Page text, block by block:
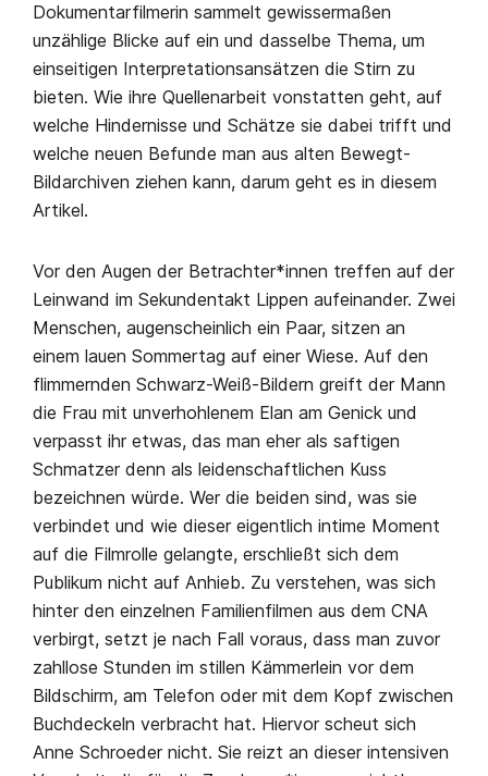
Dokumentarfilmerin sammelt gewissermaßen
unzählige Blicke auf ein und dasselbe Thema, um
einseitigen Interpretationsansätzen die Stirn zu
bieten. Wie ihre Quellenarbeit vonstatten geht, auf
welche Hindernisse und Schätze sie dabei trifft und
welche neuen Befunde man aus alten Bewegt-
Bildarchiven ziehen kann, darum geht es in diesem
Artikel.
Vor den Augen der Betrachter*innen treffen auf der
Leinwand im Sekundentakt Lippen aufeinander. Zwei
Menschen, augenscheinlich ein Paar, sitzen an
einem lauen Sommertag auf einer Wiese. Auf den
flimmernden Schwarz-Weiß-Bildern greift der Mann
die Frau mit unverhohlenem Elan am Genick und
verpasst ihr etwas, das man eher als saftigen
Schmatzer denn als leidenschaftlichen Kuss
bezeichnen würde. Wer die beiden sind, was sie
verbindet und wie dieser eigentlich intime Moment
auf die Filmrolle gelangte, erschließt sich dem
Publikum nicht auf Anhieb. Zu verstehen, was sich
hinter den einzelnen Familienfilmen aus dem CNA
verbirgt, setzt je nach Fall voraus, dass man zuvor
zahllose Stunden im stillen Kämmerlein vor dem
Bildschirm, am Telefon oder mit dem Kopf zwischen
Buchdeckeln verbracht hat. Hiervor scheut sich
Anne Schroeder nicht. Sie reizt an dieser intensiven